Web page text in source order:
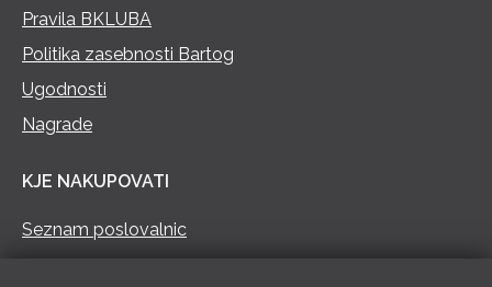
Pravila BKLUBA
Politika zasebnosti Bartog
Ugodnosti
Nagrade
KJE NAKUPOVATI
Seznam poslovalnic